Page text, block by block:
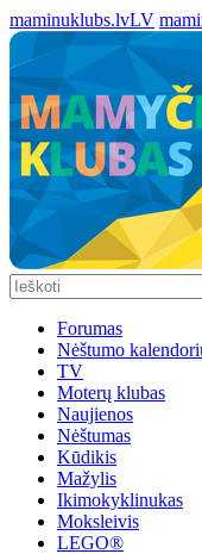
maminuklubs.lvLV
Forumas
Nėštumo
TV
Moterų klubas
Naujienos
Nėštumas
Kūdikis
Mažylis
Ikimokyklinukas
Moksleivis
LEGO®